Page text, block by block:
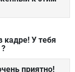
кадре! У тебя
приятно!